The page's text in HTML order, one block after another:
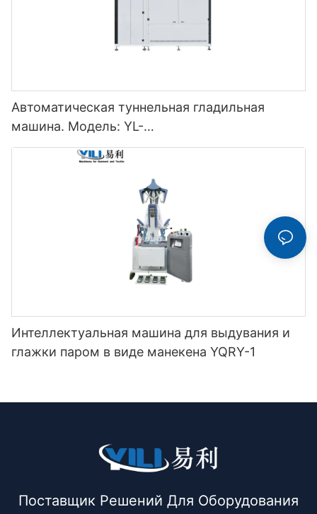
Автоматическая туннельная гладильная
машина. Модель: YL-
3000/5000/7000/9000/11000QSY
Интеллектуальная машина для выдувания и
глажки паром в виде манекена YQRY-1
Поставщик Решений Для Оборудования